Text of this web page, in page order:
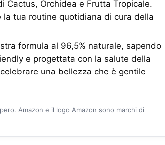
Cactus, Orchidea e Frutta Tropicale.
la tua routine quotidiana di cura della
formula al 96,5% naturale, sapendo
e progettata con la salute della
una bellezza che è gentile
Amazon e il logo Amazon sono marchi di